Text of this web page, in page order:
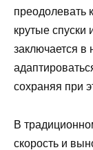
преодолевать
крутые
заключается в
сохраняя при
В
скорость и